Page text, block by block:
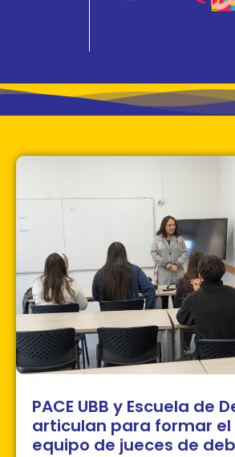
PACE UBB y Escuela de
articulan para formar
equipo de jueces de